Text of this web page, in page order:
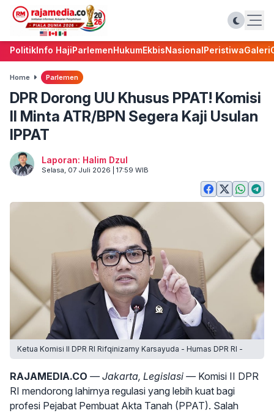
PolitikInfo HajiParlemenHukumEkbisNasionalPeristiwaGaleri
Home Parlemen
DPR Dorong UU Khusus PPAT! Komisi
II Minta ATR/BPN Segera Kaji Usulan
IPPAT
Laporan: Halim Dzul
Selasa, 07 Juli 2026 | 17:59 WIB
Ketua Komisi II DPR RI Rifqinizamy Karsayuda - Humas DPR RI -
RAJAMEDIA.CO — Jakarta, Legislasi —Komisi II DPR
RI mendorong lahirnya regulasi yang lebih kuat bagi
profesi Pejabat Pembuat Akta Tanah (PPAT). Salah